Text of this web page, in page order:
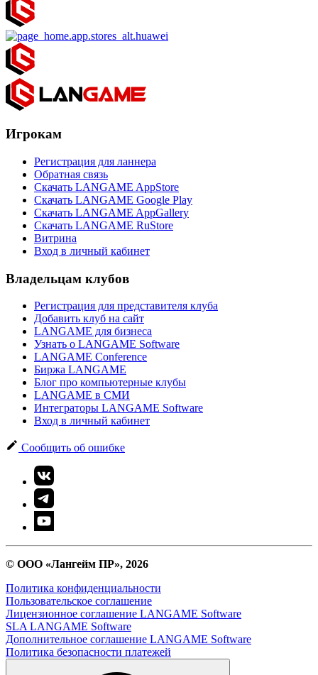
Игрокам
Регистрация для ланнера
Обратная связь
Скачать LANGAME AppStore
Скачать LANGAME Google Play
Скачать LANGAME AppGallery
Скачать LANGAME RuStore
Витрина
Вход в личный кабинет
Владельцам клубов
Регистрация для представителя клуба
Добавить клуб на сайт
LANGAME для бизнеса
Узнать о LANGAME Software
LANGAME Conference
Биржа LANGAME
Блог про компьютерные клубы
LANGAME в СМИ
Интеграторы LANGAME Software
Вход в личный кабинет
Сообщить об ошибке
© ООО «Лангейм ПР», 2026
Политика конфиденциальности
Пользовательское соглашение
Лицензионное соглашение LANGAME Software
SLA LANGAME Software
Дополнительное соглашение LANGAME Software
Политика безопасности платежей